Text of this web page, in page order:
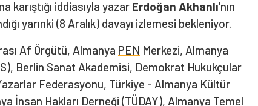
karıştığı iddiasıyla yazar Erdoğan Akhanlı'nın
yarınki (8 Aralık) davayı izlemesi bekleniyor.
Af Örgütü, Almanya PEN Merkezi, Almanya
Berlin Sanat Akademisi, Demokrat Hukukçular
Federasyonu, Türkiye - Almanya Kültür
İnsan Hakları Derneǧi (TÜDAY), Almanya Temel